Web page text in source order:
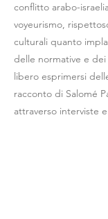
conflitto arabo-
voyeurismo,
culturali quanto
delle normative e
libero esprimersi
racconto di Salomé
attraverso interviste